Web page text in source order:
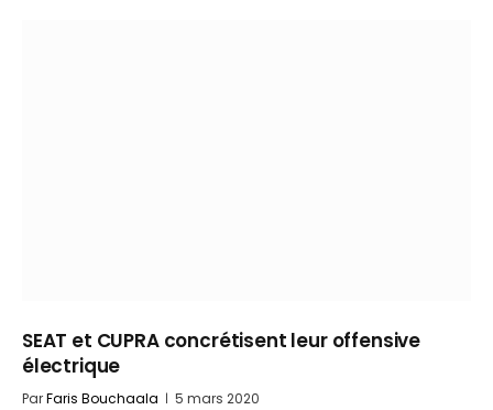
SEAT et CUPRA concrétisent leur offensive
électrique
ParFaris Bouchaala 5 mars 2020